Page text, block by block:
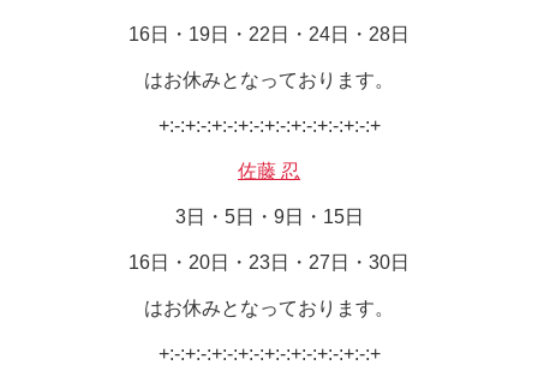
16日・19日・22日・24日・28日
はお休みとなっております。
+:-:+:-:+:-:+:-:+:-:+:-:+:-:+:-:+
佐藤 忍
3日・5日・9日・15日
16日・20日・23日・27日・30日
はお休みとなっております。
+:-:+:-:+:-:+:-:+:-:+:-:+:-:+:-:+